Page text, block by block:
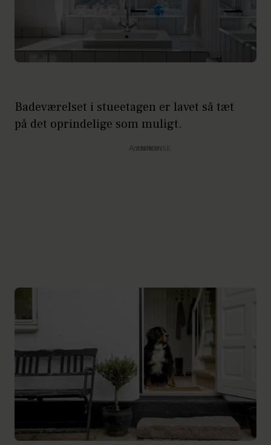
Badeværelset i stueetagen er lavet så tæt
på det oprindelige som muligt.
Annonce